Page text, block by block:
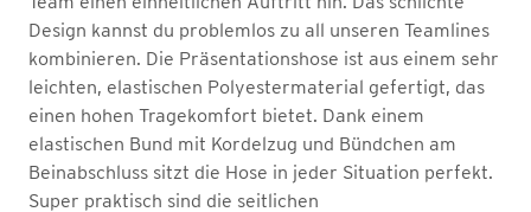
Design kannst du problemlos zu all unseren Teamlines
kombinieren. Die Präsentationshose ist aus einem sehr
leichten, elastischen Polyestermaterial gefertigt, das
einen hohen Tragekomfort bietet. Dank einem
elastischen Bund mit Kordelzug und Bündchen am
Beinabschluss sitzt die Hose in jeder Situation perfekt.
Super praktisch sind die seitlichen